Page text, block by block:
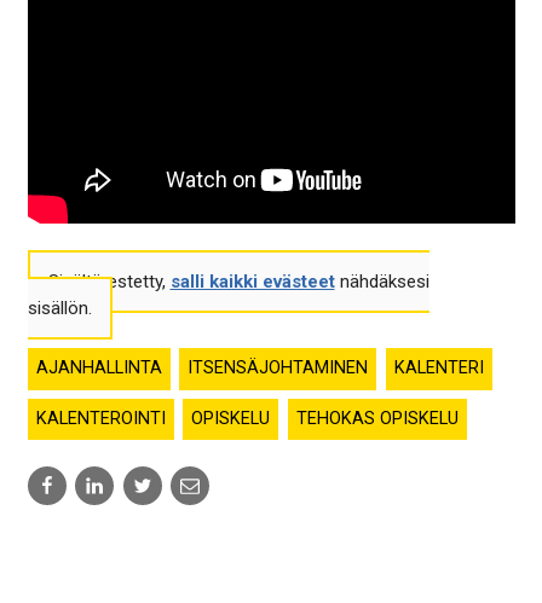
Sisältö estetty, salli kaikki evästeetnähdäksesi
sisällön.
AJANHALLINTA ITSENSÄJOHTAMINEN KALENTERI
KALENTEROINTI OPISKELU TEHOKAS OPISKELU
Share
to:
Share
to:
Share
to:
Share
to: